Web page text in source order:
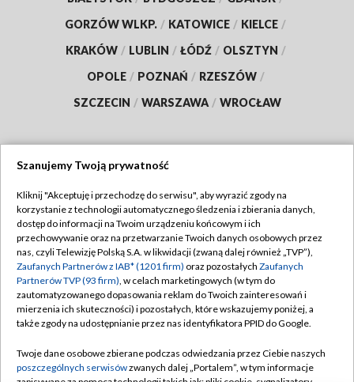
GORZÓW WLKP. / KATOWICE / KIELCE /
KRAKÓW / LUBLIN / ŁÓDŹ / OLSZTYN /
OPOLE / POZNAŃ / RZESZÓW /
SZCZECIN / WARSZAWA / WROCŁAW
TVP
Abonament TVP
Emisja w TVP
Centrum informacji TVP
Naziemna Telewizja Cyfrowa
Rada Programowa
Regulamin TVP
Polityka prywatności
Moje zgody
Pomoc
Kontakt
Szanujemy Twoją prywatność
Kliknij "Akceptuję i przechodzę do serwisu", aby wyrazić zgody na
korzystanie z technologii automatycznego śledzenia i zbierania danych,
dostęp do informacji na Twoim urządzeniu końcowym i ich
przechowywanie oraz na przetwarzanie Twoich danych osobowych przez
nas, czyli Telewizję Polską S.A. w likwidacji (zwaną dalej również „TVP”),
Zaufanych Partnerów z IAB* (1201 firm) oraz pozostałych Zaufanych
Partnerów TVP (93 firm), w celach marketingowych (w tym do
zautomatyzowanego dopasowania reklam do Twoich zainteresowań i
mierzenia ich skuteczności) i pozostałych, które wskazujemy poniżej, a
także zgody na udostępnianie przez nas identyfikatora PPID do Google.
Twoje dane osobowe zbierane podczas odwiedzania przez Ciebie naszych
poszczególnych serwisówzwanych dalej „Portalem”, w tym informacje